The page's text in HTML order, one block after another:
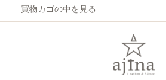
買物カゴの中を見る